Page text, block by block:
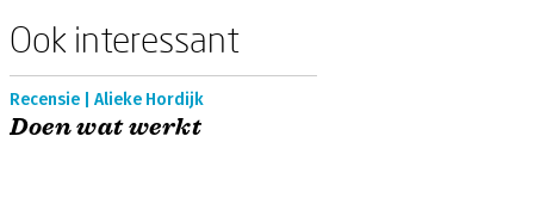
Ook interessant
Recensie | Alieke Hordijk
Doen wat werkt